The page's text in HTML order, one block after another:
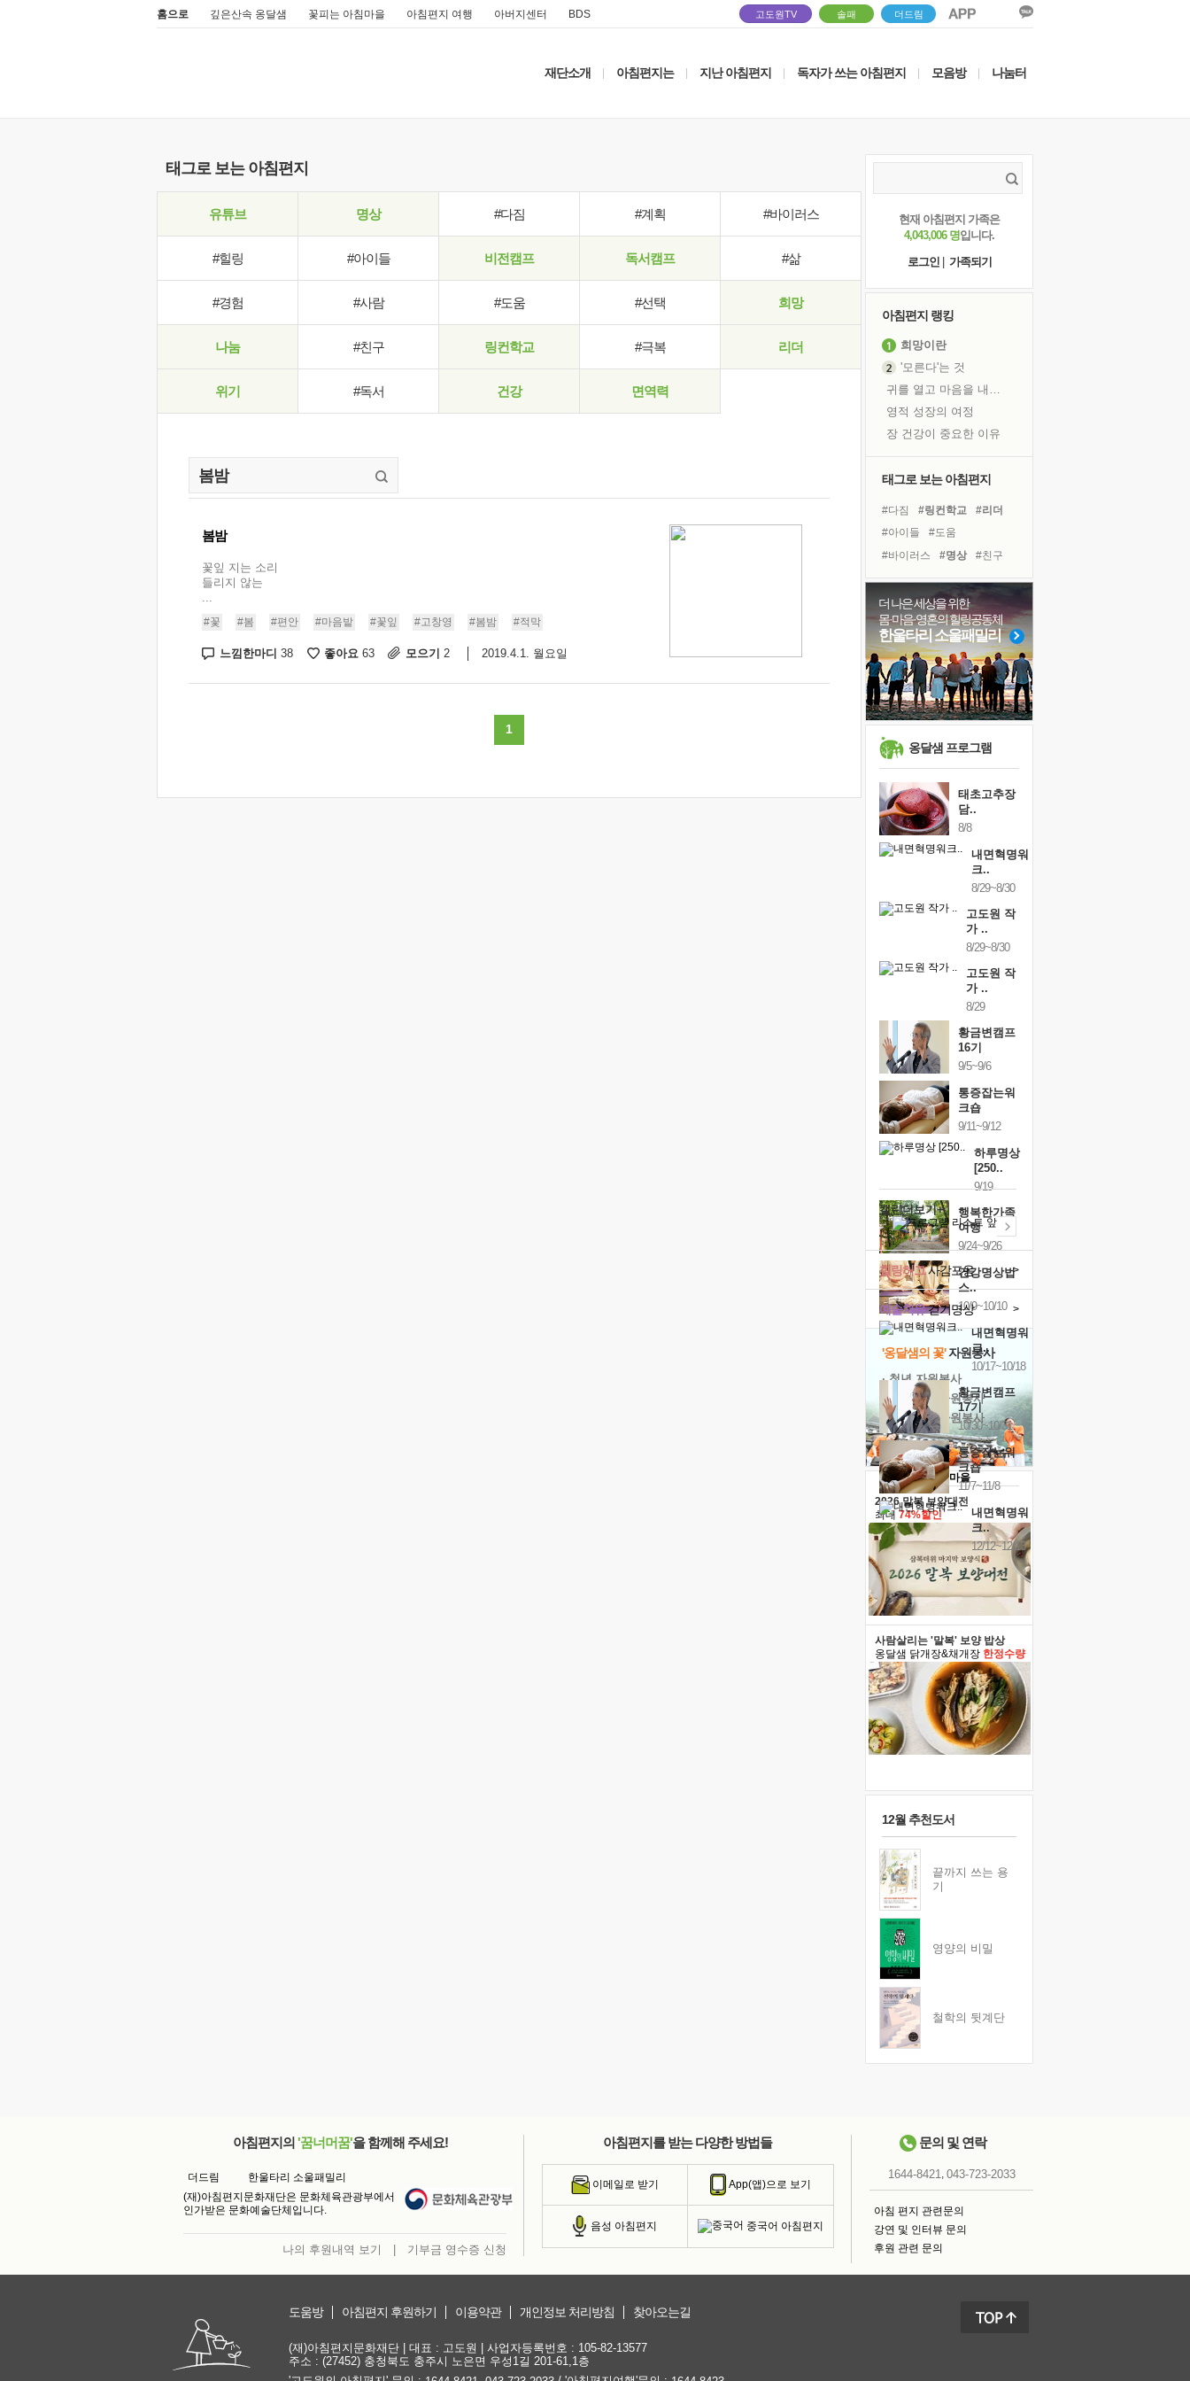
홈으로 깊은산속 옹달샘 꽃피는 아침마을 아침편지 여행 아버지센터 BDS 고도원TV 솔패 더드림
재단소개 아침편지는 지난 아침편지 독자가 쓰는 아침편지 모음방 나눔터
태그로 보는 아침편지
유튜브 명상 #다짐 #계획 #바이러스
#힐링 #아이들 비전캠프 독서캠프 #삶
#경험 #사람 #도움 #선택 희망
나눔 #친구 링컨학교 #극복 리더
위기 #독서 건강 면역력
봄밤
꽃잎 지는 소리
들리지 않는
...
#꽃 #봄 #편안 #마음밭 #꽃잎 #고창영 #봄밤 #적막
느낌한마디 38 좋아요 63 모으기 2 2019.4.1. 월요일
1
현재 아침편지 가족은
4,043,006 명입니다.
로그인
가족되기
아침편지 랭킹
희망이란
'모른다'는 것
귀를 열고 마음을 내어주고
영적 성장의 여정
장 건강이 중요한 이유
흙이 된 몸으로 출근하는 여자
꿈이 실제가 되는 것
'말 타는 법'을 먼저
졸업식 사진을 보며
아픈 아버지를 위한 공간 설계
극심한 변비, 어깨결림, 수면 장애
보고 싶은 어머니
유년 시절의 부산 영도 바다
못된 꼰대들
거울 속의 나
태그로 보는 아침편지
#다짐 #링컨학교
#리더
#아이들
#도움
#바이러스
#명상
#친구
#독서캠프
#위기
#면역력
#극복
#희망
#사람
#유튜브
#힐링
#비전캠프
#건강
#선택
#계획
더 나은 세상을 위한
몸·마음·영혼의 힐링공동체
한울타리 소울패밀리
옹달샘 프로그램
태초고추장
담..
8/8
내면혁명워
크..
8/29~8/30
고도원 작
가 ..
8/29~8/30
고도원 작
가 ..
8/29
황금변캠프
16기
9/5~9/6
통증잡는워
크숍
9/11~9/12
하루명상
[250..
9/19
행복한가족
여행
9/24~9/26
건강명상법
스..
10/9~10/10
내면혁명워
크..
10/17~10/18
황금변캠프
17기
10/30~10/31
통증잡는워
크숍
11/7~11/8
내면혁명워
크..
12/12~12/13
캘린더보기+
예술치유걷기명상 >
힐링허그사감포옹 >
'옹달샘의 꽃'자원봉사
· 청년 자원봉사
· 금빛청년 자원봉사
· 음식연구 자원봉사
2026 말복 보양대전
최대 74%할인
사람살리는 '말복' 보양 밥상
옹달샘 닭개장&채개장 한정수량
12월 추천도서
끝까지 쓰는 용
기
영양의 비밀
철학의 뒷계단
아침편지의 '꿈너머꿈'을 함께해 주세요!
더드림
한울타리 소울패밀리
(재)아침편지문화재단은 문화체육관광부에서
인가받은 문화예술단체입니다.
나의 후원내역 보기 기부금 영수증 신청
아침편지를 받는 다양한 방법들
이메일로 받기 App(앱)으로 보기
음성 아침편지 중국어 아침편지
문의 및 연락
1644-8421, 043-723-2033
아침 편지 관련문의
강연 및 인터뷰 문의
후원 관련 문의
도움방 아침편지 후원하기 이용약관 개인정보 처리방침 찾아오는길
(재)아침편지문화재단 | 대표 : 고도원 | 사업자등록번호 : 105-82-13577
주소 : (27452) 충청북도 충주시 노은면 우성1길 201-61,1층